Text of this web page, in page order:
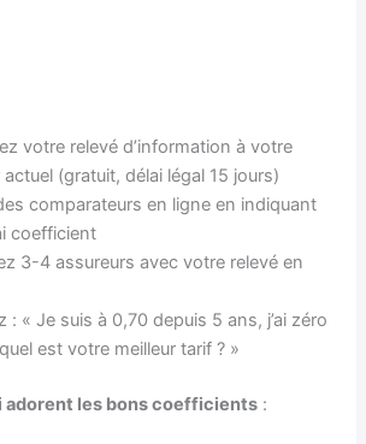
votre relevé d’information à votre
(gratuit, délai légal 15 jours)
comparateurs en ligne en indiquant
coefficient
3-4 assureurs avec votre relevé en
: « Je suis à 0,70 depuis 5 ans, j’ai zéro
est votre meilleur tarif ? »
adorent les bons coefficients :